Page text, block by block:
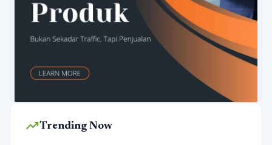
trending_upTrending Now